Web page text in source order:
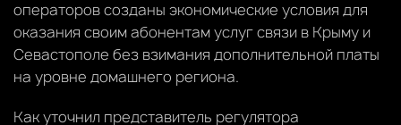
операторов созданы экономические условия для
оказания своим абонентам услуг связи в Крыму и
Севастополе без взимания дополнительной платы
на уровне домашнего региона.
Как уточнил представитель регулятора